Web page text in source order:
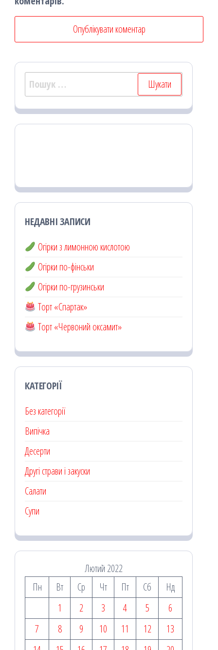
Пошук:
НЕДАВНІ ЗАПИСИ
Огірки з лимонною кислотою
Огірки по-фінськи
Огірки по-грузинськи
Торт «Спартак»
Торт «Червоний оксамит»
КАТЕГОРІЇ
Без категорії
Випічка
Десерти
Другі страви і закуски
Салати
Супи
Лютий 2022
Пн
Вт Ср Чт Пт Сб
Нд
1
2 3 4 5
6
7
8 9 10 11 12
13